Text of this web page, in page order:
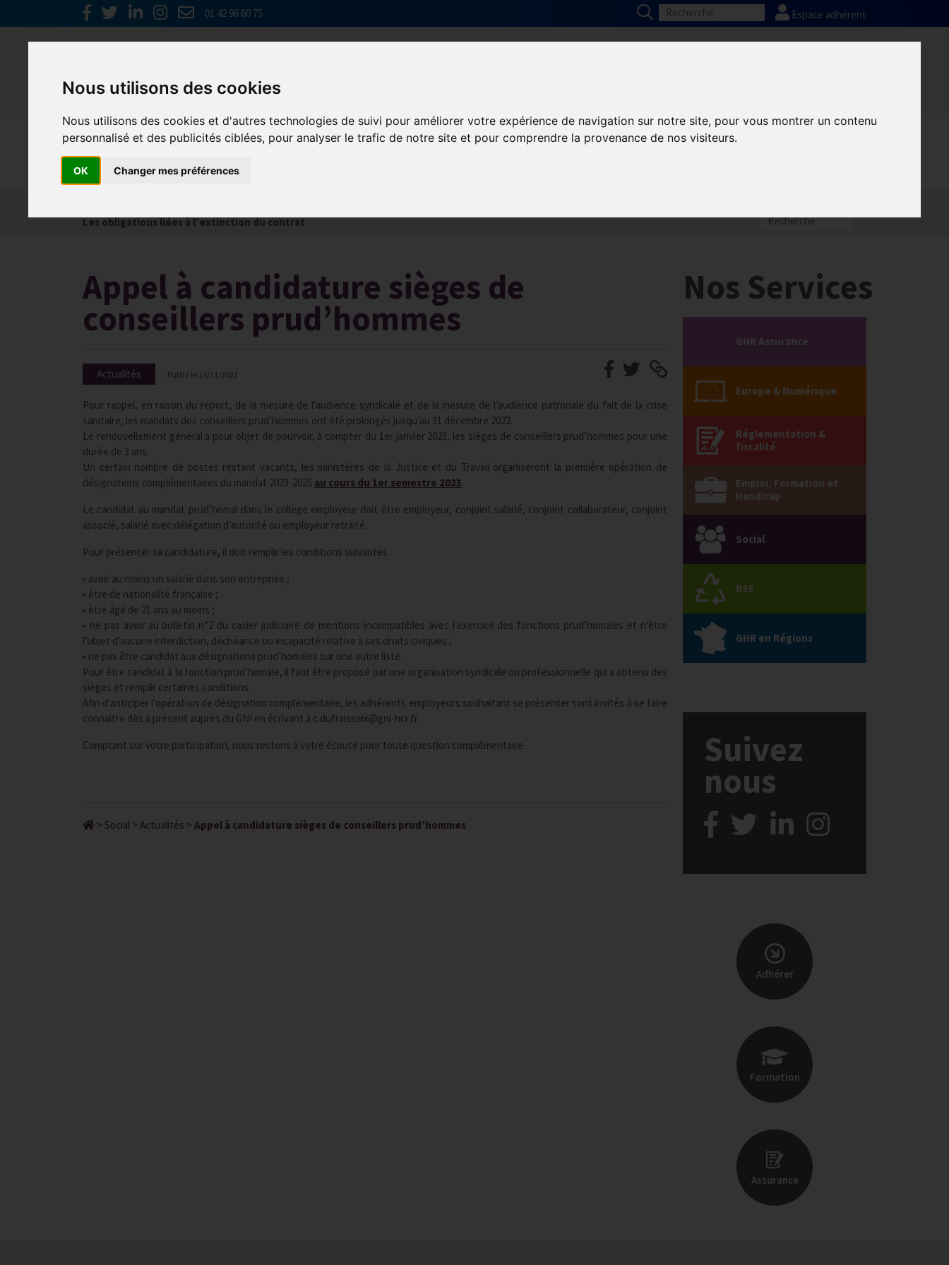
Nous utilisons des cookies
Nous utilisons des cookies et d'autres technologies de suivi pour améliorer votre expérience de navigation sur notre site, pour vous montrer un contenu
personnalisé et des publicités ciblées, pour analyser le trafic de notre site et pour comprendre la provenance de nos visiteurs.
OK Changer mes préférences
01 42 96 60 75 Espace adhérent
Social
Les obligations liées à l’extinction du contrat
Appel à candidature sièges de
conseillers prud’hommes
Actualités Publié le 14/11/2022
Pour rappel, en raison du report, de la mesure de l’audience syndicale et de la mesure de l’audience patronale du fait de la crise
sanitaire, les mandats des conseillers prud’hommes ont été prolongés jusqu’au 31 décembre 2022.
Le renouvellement général a pour objet de pourvoir, à compter du 1er janvier 2023, les sièges de conseillers prud’hommes pour une
durée de 3 ans.
Un certain nombre de postes restant vacants, les ministères de la Justice et du Travail organiseront la première opération de
désignations complémentaires du mandat 2023-2025 au cours du 1er semestre 2023.
Le candidat au mandat prud’homal dans le collège employeur doit être employeur, conjoint salarié, conjoint collaborateur, conjoint
associé, salarié avec délégation d’autorité ou employeur retraité.
Pour présenter sa candidature, il doit remplir les conditions suivantes :
• avoir au moins un salarié dans son entreprise ;
• être de nationalité française ;
• être âgé de 21 ans au moins ;
• ne pas avoir au bulletin n°2 du casier judiciaire de mentions incompatibles avec l’exercice des fonctions prud’homales et n’être
l’objet d’aucune interdiction, déchéance ou incapacité relative à ses droits civiques ;
• ne pas être candidat aux désignations prud’homales sur une autre liste.
Pour être candidat à la fonction prud’homale, il faut être proposé par une organisation syndicale ou professionnelle qui a obtenu des
sièges et remplir certaines conditions.
Afin d’anticiper l’opération de désignation complémentaire, les adhérents employeurs souhaitant se présenter sont invités à se faire
connaitre dès à présent auprès du GNI en écrivant à c.dufraisseix@gni-hcr.fr.
Comptant sur votre participation, nous restons à votre écoute pour toute question complémentaire.
> Social > Actualités > Appel à candidature sièges de conseillers prud’hommes
Nos Services
GHR Assurance
Europe & Numérique
Réglementation &
fiscalité
Emploi, Formation et
Handicap
Social
RSE
GHR en Régions
Suivez
nous
Adhérer
Formation
Assurance